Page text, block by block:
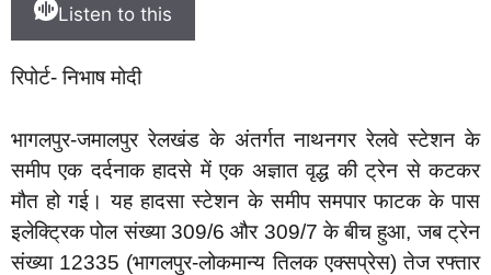
Listen to this
रिपोर्ट- निभाष मोदी
भागलपुर-जमालपुर रेलखंड के अंतर्गत नाथनगर रेलवे स्टेशन के
समीप एक दर्दनाक हादसे में एक अज्ञात वृद्ध की ट्रेन से कटकर
मौत हो गई। यह हादसा स्टेशन के समीप समपार फाटक के पास
इलेक्ट्रिक पोल संख्या 309/6 और 309/7 के बीच हुआ, जब ट्रेन
संख्या 12335 (भागलपुर-लोकमान्य तिलक एक्सप्रेस) तेज रफ्तार